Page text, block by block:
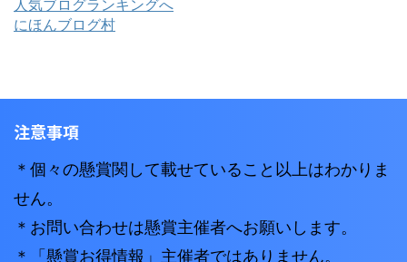
人気ブログランキングへ
にほんブログ村
注意事項
＊個々の懸賞関して載せていること以上はわかりま
せん。
＊お問い合わせは懸賞主催者へお願いします。
＊「懸賞お得情報」主催者ではありません。